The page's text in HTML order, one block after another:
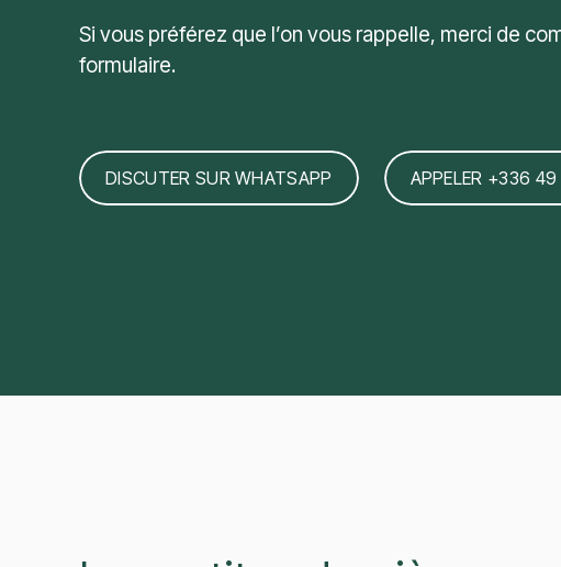
Si vous préférez que l’on vous rappelle, merci de
formulaire.
DISCUTER SUR WHATSAPP APPELER +336